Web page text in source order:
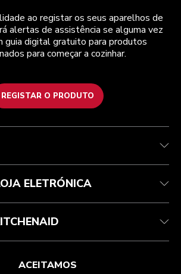
ao registar os seus aparelhos de
alertas de assistência se alguma vez
guia digital gratuito para produtos
para começar a cozinhar.
REGISTAR O PRODUTO
ELETRÓNICA
ACEITAMOS